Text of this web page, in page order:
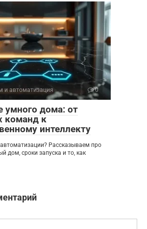
и автоматизация 0
умного дома: от
команд к
интеллекту
Рассказываем про
дом, сроки запуска и то, как